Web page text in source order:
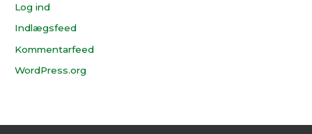
Log ind
Indlægsfeed
Kommentarfeed
WordPress.org